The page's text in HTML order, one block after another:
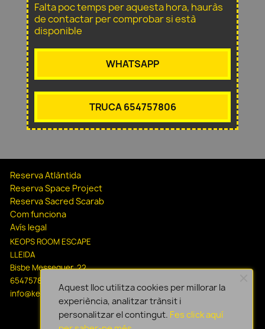
Falta poc temps per aquesta hora, hauràs
de contactar per comprobar si està
disponible
WHATSAPP
TRUCA 654757806
Reserva Atlàntida
Reserva Space Project
Reserva Sacred Scarab
Com funciona
Avís legal
KEOPS ROOM ESCAPE
LLEIDA
Bisbe Messeguer, 22
654757806
info@keopsescapelleida.com
Aquest lloc utilitza cookies per millorar la
experiència, analitzar trànsit i
personalitzar el contingut. Fes click aquí